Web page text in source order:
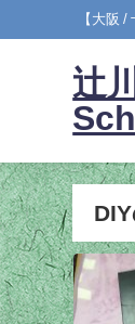
【大阪
辻